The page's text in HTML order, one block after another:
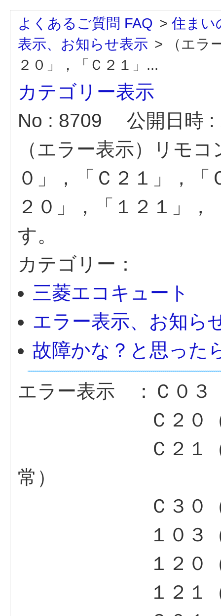
よくあるご質問 FAQ > 住まい
表示、お知らせ表示 >
（エラ
２０」，「Ｃ２１」...
カテゴリー表示
No : 8709
公開日時
（エラー表示）リモ
０」，「Ｃ２１」，
２０」，「１２１」
す。
カテゴリー：
三菱エコキュート
エラー表示、お知ら
故障かな？と思った
エラー表示 ：Ｃ０３
Ｃ２０（わき
Ｃ２１（冷媒
常）
Ｃ３０（入水
１０３（高
１２０（わき
１２１（わき